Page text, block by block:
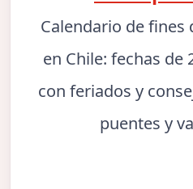
Calendario de fines
en Chile: fechas de
con feriados y
puentes y